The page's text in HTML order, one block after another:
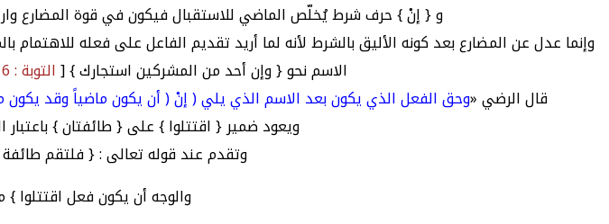
و { إنْ } حرف شرط يُخلّص الماضي للاستقبال فيكون في قوة المضارع
وإنما عدل عن المضارع بعد كونه الأليق بالشرط لأنه لما أريد تقديم الفاعل على فعله
الاسم نحو { وإن أحد من المشركين استجارك } [التوبة : 6
قال الرضي «وحق الفعل الذي يكون بعد الاسم الذي يلي ( إنْ ( أن يكون ماضياً وقد
ويعود ضمير { اقتتلوا } على { طائفتان }
وتقدم عند قوله تعالى : { فلتقم طائفة
والوجه أن يكون فعل اقتتلوا